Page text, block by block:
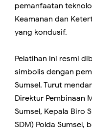
pemanfaatan
Keamanan dan
yang kondusif.
​Pelatihan ini resmi
simbolis dengan
Sumsel. Turut
Direktur Pembinaan
Sumsel, Kepala Biro
SDM) Polda Sumsel,